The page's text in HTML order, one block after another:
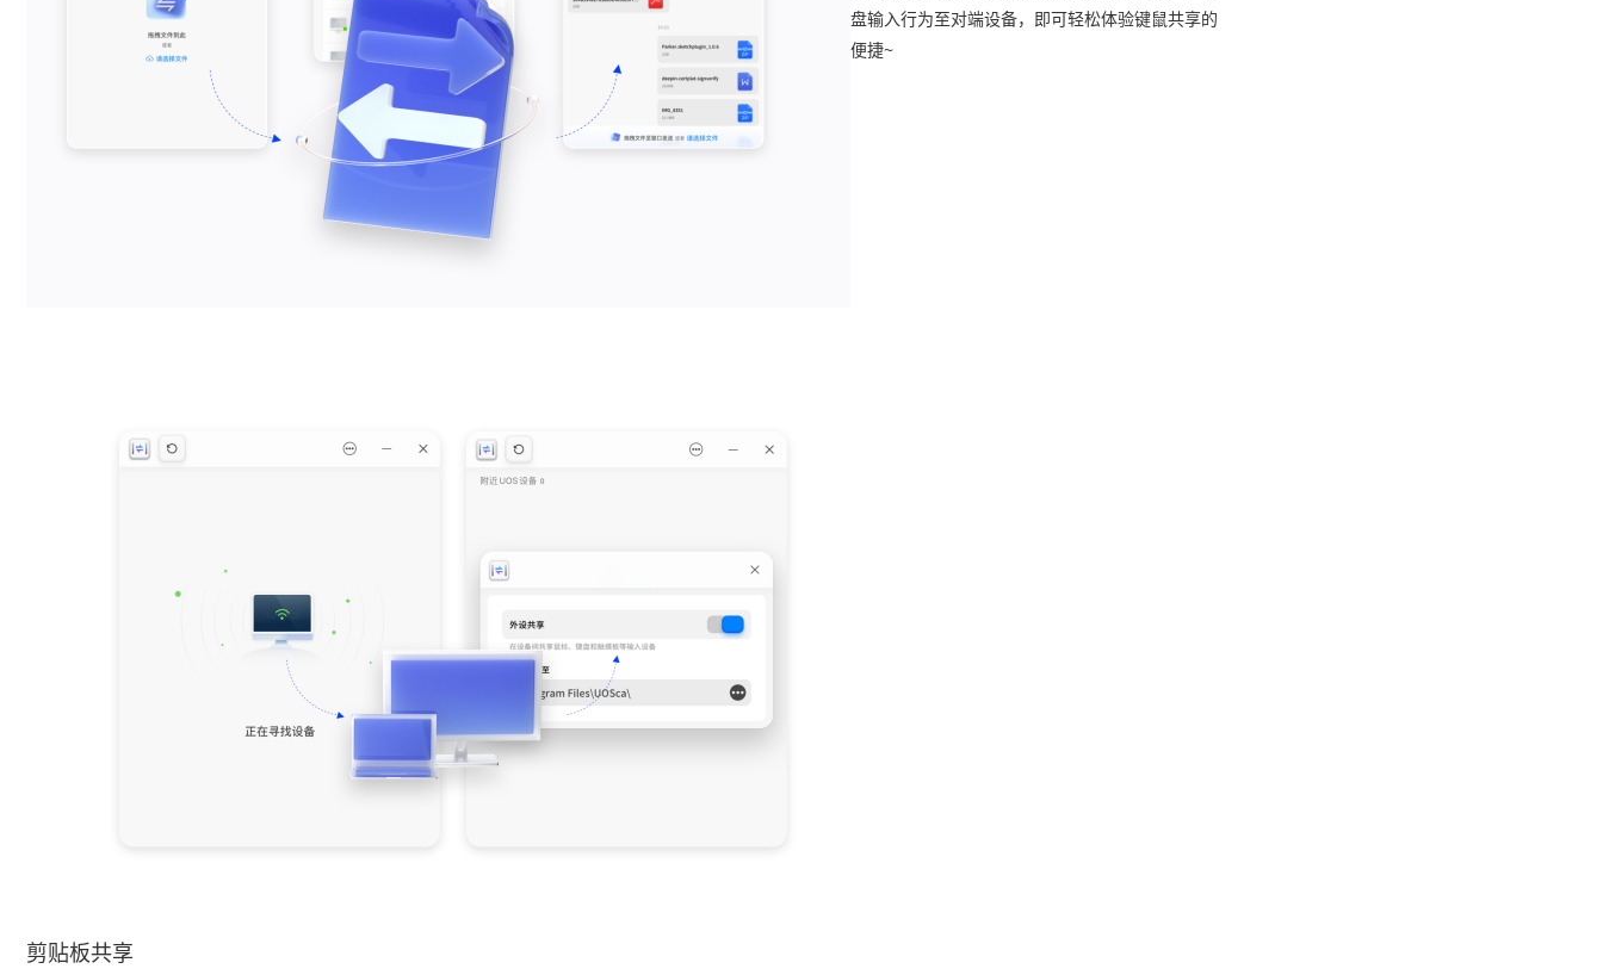
盘输入行为至对端设备，即可轻松体验键鼠共享的
便捷~
剪贴板共享